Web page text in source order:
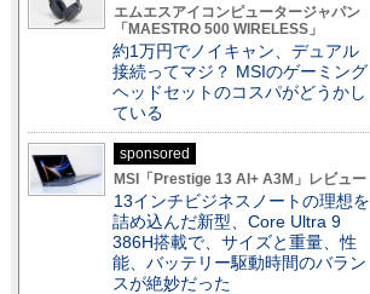
エムエスアイコンピュータージャパン
「MAESTRO 500 WIRELESS」
約1万円でノイキャン、デュアル
接続ってマジ？ MSIのゲーミング
ヘッドセットのコスパがどうかし
ている
sponsored
MSI「Prestige 13 AI+ A3M」レビュー
13インチビジネスノートの理想を
詰め込んだ新型、Core Ultra 9
386H搭載で、サイズと重量、性
能、バッテリー駆動時間のバラン
スが絶妙だった